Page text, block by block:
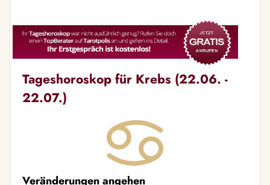
Tageshoroskop für Krebs (22.06. -
22.07.)
Veränderungen angehen